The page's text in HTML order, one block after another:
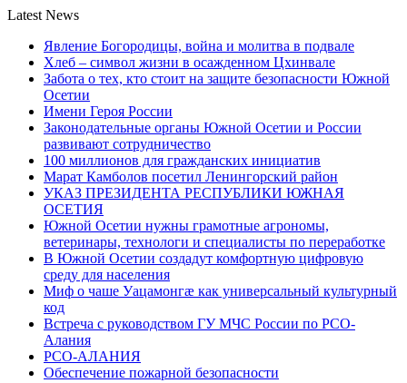
Latest News
Явление Богородицы, война и молитва в подвале
Хлеб – символ жизни в осажденном Цхинвале
Забота о тех, кто стоит на защите безопасности Южной
Осетии
Имени Героя России
Законодательные органы Южной Осетии и России
развивают сотрудничество
100 миллионов для гражданских инициатив
Марат Камболов посетил Ленингорский район
УКАЗ ПРЕЗИДЕНТА РЕСПУБЛИКИ ЮЖНАЯ
ОСЕТИЯ
Южной Осетии нужны грамотные агрономы,
ветеринары, технологи и специалисты по переработке
В Южной Осетии создадут комфортную цифровую
среду для населения
Миф о чаше Уацамонгæ как универсальный культурный
код
Встреча с руководством ГУ МЧС России по РСО-
Алания
РСО-АЛАНИЯ
Обеспечение пожарной безопасности